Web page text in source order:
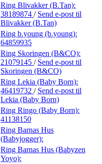
Ring Blivakker (B.Tan):
38189874 / Send e-post til
Blivakker (B.Tan)
Ring b.young (b.young):
64859935
Ring Skoringen (B&CO):
21079145 / Send e-post til
Skoringen (B&CO)
Ring Lekia (Baby Born):
46419732 / Send e-post til
Lekia (Baby Born)
Ring Ringo (Baby Born):
41138150
Ring Barnas Hus
(Babyjogger):
Ring Barnas Hus (Babyzen
Yoyo):